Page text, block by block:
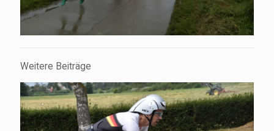
Weitere Beiträge